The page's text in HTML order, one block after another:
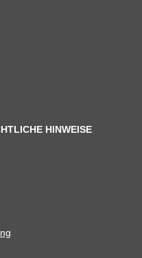
HINWEISE